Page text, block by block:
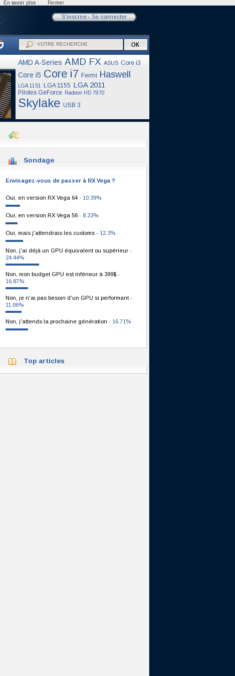
S'inscrire- Se connecter
AMD A-Series AMD FX ASUS Core i3
Core i5 Core i7 Fermi Haswell
LGA 1151 LGA 1155 LGA 2011
Pilotes GeForce Radeon HD 7970
Skylake USB 3
Sondage
Envisagez-vous de passer à RX Vega ?
Oui, en version RX Vega 64 - 10.39%
Oui, en version RX Vega 56 - 8.23%
Oui, mais j'attendrais les customs - 12.3%
Non, j'ai déjà un GPU équivalent ou supérieur -
24.44%
Non, mon budget GPU est inférieur à 399$ -
16.87%
Non, je n'ai pas besoin d'un GPU si performant -
11.06%
Non, j'attends la prochaine génération - 16.71%
Top articles
En savoir plus Fermer